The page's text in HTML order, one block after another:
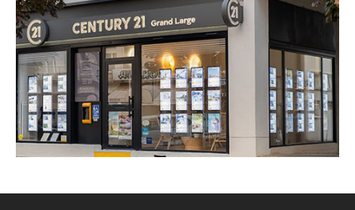
CENTURY 21 Grand Large
36 rue Gambetta
ROYAN - 17200
Envoyer un message
Téléphoner à l'agence